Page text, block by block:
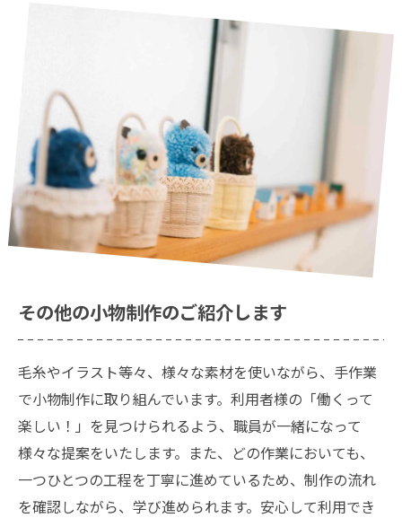
その他の小物制作のご紹介します
毛糸やイラスト等々、様々な素材を使いながら、手作業
で小物制作に取り組んでいます。利用者様の「働くって
楽しい！」を見つけられるよう、職員が一緒になって
様々な提案をいたします。また、どの作業においても、
一つひとつの工程を丁寧に進めているため、制作の流れ
を確認しながら、学び進められます。安心して利用でき
お問い合わせはこちら